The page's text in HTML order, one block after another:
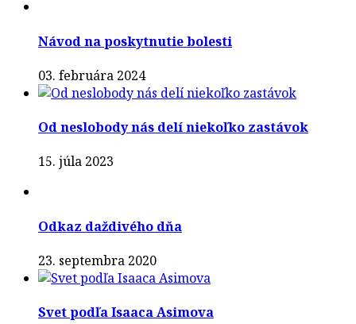
Návod na poskytnutie bolesti
03. februára 2024
Od neslobody nás delí niekoľko zastávok
15. júla 2023
Odkaz daždivého dňa
23. septembra 2020
Svet podľa Isaaca Asimova